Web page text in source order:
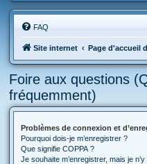
FAQ
Site internet Page d'accueil
Foire aux questions
fréquemment)
Problèmes de connexion et
Pourquoi dois-je m’enregistrer ?
Que signifie COPPA ?
Je souhaite m’enregistrer, mais je